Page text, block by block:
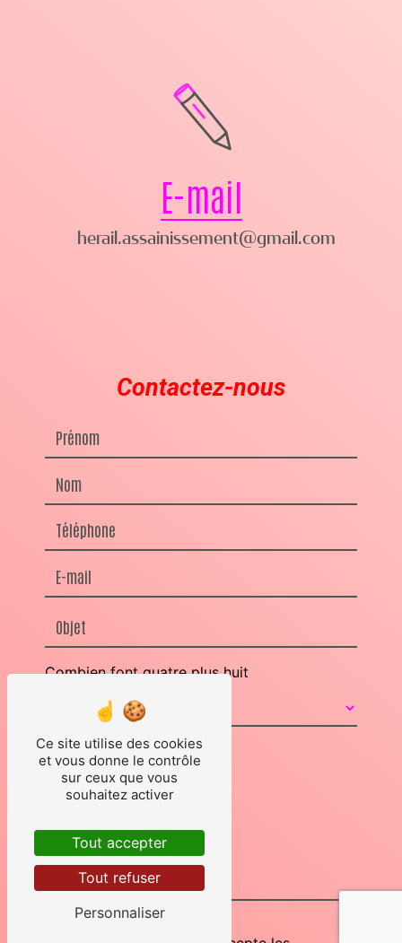
E-mail
herail.assainissement@gmail.com
Contactez-nous
Combien font quatre plus huit
Ce site utilise des cookies
et vous donne le contrôle
sur ceux que vous
souhaitez activer
Tout accepter
Tout refuser
Personnaliser